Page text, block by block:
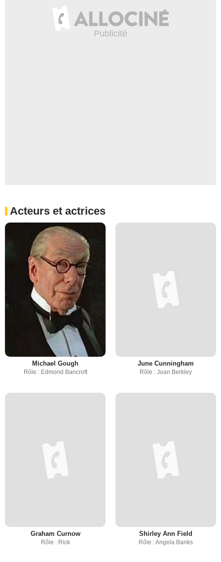
Acteurs et actrices
Michael Gough
Rôle : Edmond Bancroft
June Cunningham
Rôle : Joan Berkley
Graham Curnow
Rôle : Rick
Shirley Ann Field
Rôle : Angela Banks